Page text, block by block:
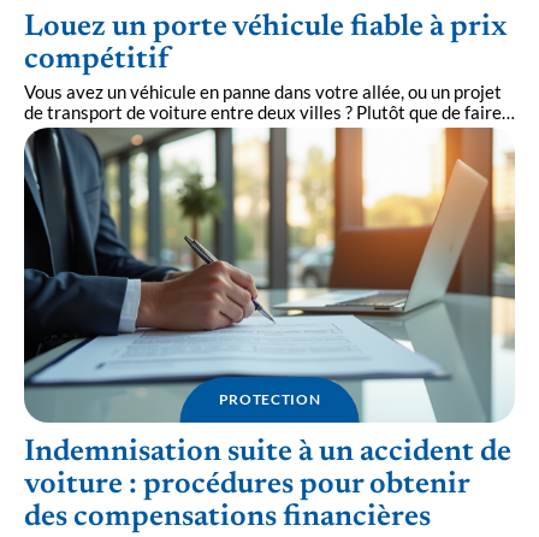
Louez un porte véhicule fiable à prix
compétitif
Vous avez un véhicule en panne dans votre allée, ou un projet
de transport de voiture entre deux villes ? Plutôt que de faire…
PROTECTION
Indemnisation suite à un accident de
voiture : procédures pour obtenir
des compensations financières